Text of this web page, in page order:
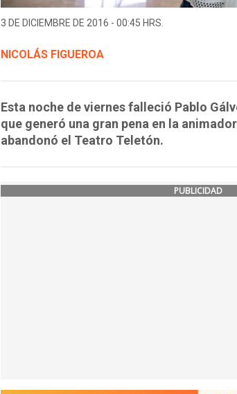
3 DE DICIEMBRE DE 2016 - 00:45 HRS.
NICOLÁS FIGUEROA
Esta noche de viernes falleció Pablo
que generó una gran pena en la
abandonó el Teatro Teletón.
PUBLICIDAD